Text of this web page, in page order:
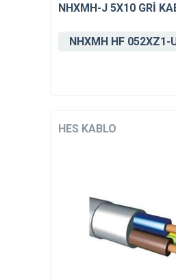
NHXMH-J 5X10 GRİ
NHXMH HF 052XZ1-
HES KABLO